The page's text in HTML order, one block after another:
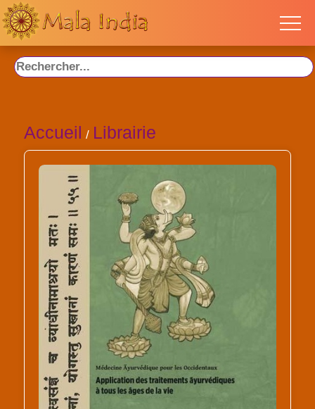
Accueil / Librairie